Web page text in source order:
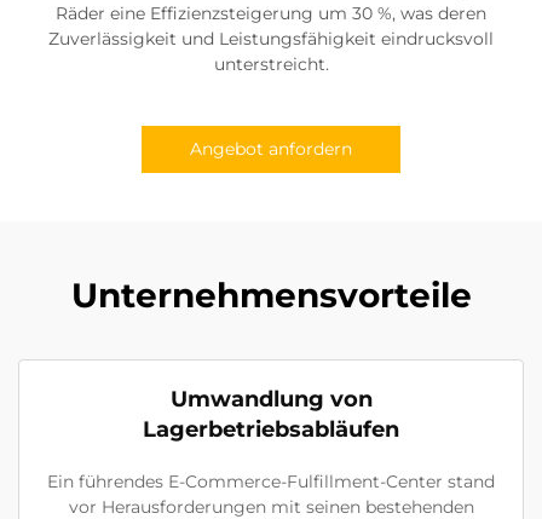
Räder eine Effizienzsteigerung um 30 %, was deren
Zuverlässigkeit und Leistungsfähigkeit eindrucksvoll
unterstreicht.
Angebot anfordern
Unternehmensvorteile
Umwandlung von
Lagerbetriebsabläufen
Ein führendes E-Commerce-Fulfillment-Center stand
vor Herausforderungen mit seinen bestehenden